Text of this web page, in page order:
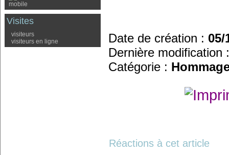
mobile
Visites
visiteurs
visiteurs en ligne
Date de création : 05/
Dernière modification
Catégorie :
Réactions à cet article